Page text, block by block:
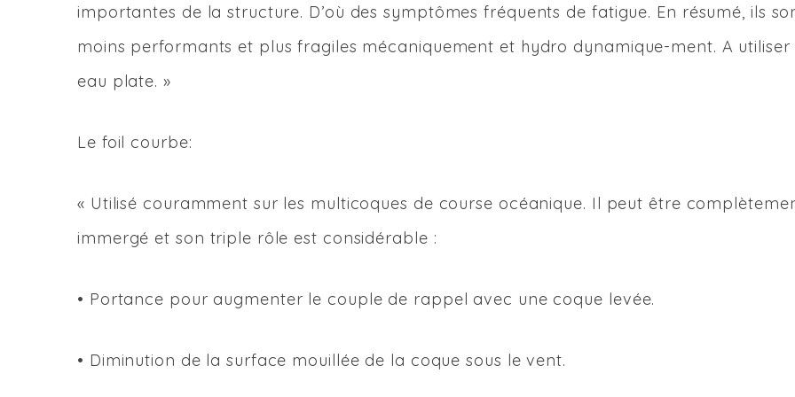
importantes de la structure. D’où des symptômes fréquents de fatigue. En résumé, ils
moins performants et plus fragiles mécaniquement et hydro dynamique-ment. A utiliser
eau plate. »
Le foil courbe:
« Utilisé couramment sur les multicoques de course océanique. Il peut être
immergé et son triple rôle est considérable :
• Portance pour augmenter le couple de rappel avec une coque levée.
• Diminution de la surface mouillée de la coque sous le vent.